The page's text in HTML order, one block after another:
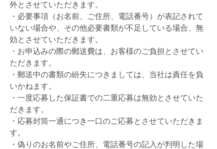
外とさせていただきます。
・必要事項（お名前、ご住所、電話番号）が表記されて
いない場合や、その他必要書類が不足している場合、無
効とさせていただきます。
・お申込みの際の郵送費は、お客様のご負担とさせてい
ただきます。
・郵送中の書類の紛失につきましては、当社は責任を負
いかねます。
・一度応募した保証書での二重応募は無効とさせていた
だきます。
・応募封筒一通につき一口のご応募とさせていただきま
す。
・偽りのお名前やご住所、電話番号の記入が判明した場